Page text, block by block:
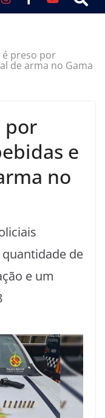
preso por
de arma no Gama
por
e
no
de
e um